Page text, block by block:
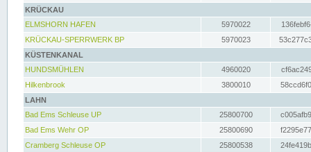
KRÜCKAU
ELMSHORN HAFEN
5970022
KRÜCKAU-SPERRWERK BP
5970023
KÜSTENKANAL
HUNDSMÜHLEN
4960020
Hilkenbrook
3800010
LAHN
Bad Ems Schleuse UP
25800700
Bad Ems Wehr OP
25800690
Cramberg Schleuse OP
25800538